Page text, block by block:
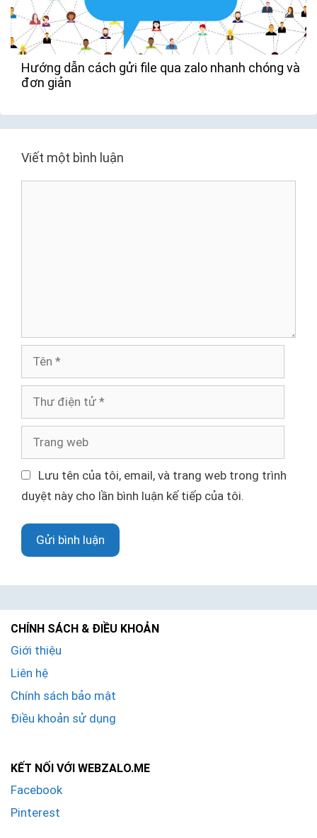
Hướng dẫn cách gửi file qua zalo nhanh chóng và
đơn giản
Viết một bình luận
i
ệ
t
ử
a
n
w
e
Lưu tên của tôi, email, và trang web trong trình
duyệt này cho lần bình luận kế tiếp của tôi.
CHÍNH SÁCH & ĐIỀU KHOẢN
Giới thiệu
Liên hệ
Chính sách bảo mật
Điều khoản sử dụng
KẾT NỐI VỚI WEBZALO.ME
Facebook
Pinterest